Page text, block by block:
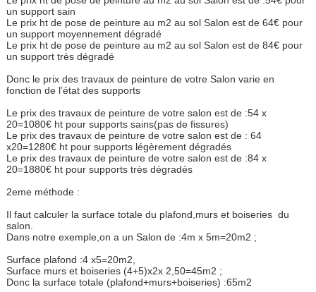
un support sain
Le prix ht de pose de peinture au m2 au sol Salon est de 64€ pour
un support moyennement dégradé
Le prix ht de pose de peinture au m2 au sol Salon est de 84€ pour
un support très dégradé
Donc le prix des travaux de peinture de votre Salon varie en
fonction de l’état des supports
Le prix des travaux de peinture de votre salon est de :54 x
20=1080€ ht pour supports sains(pas de fissures)
Le prix des travaux de peinture de votre salon est de : 64
x20=1280€ ht pour supports légèrement dégradés
Le prix des travaux de peinture de votre salon est de :84 x
20=1880€ ht pour supports très dégradés
2eme méthode :
Il faut calculer la surface totale du plafond,murs et boiseries du
salon.
Dans notre exemple,on a un Salon de :4m x 5m=20m2 ;
Surface plafond :4 x5=20m2,
Surface murs et boiseries (4+5)x2x 2,50=45m2 ;
Donc la surface totale (plafond+murs+boiseries) :65m2